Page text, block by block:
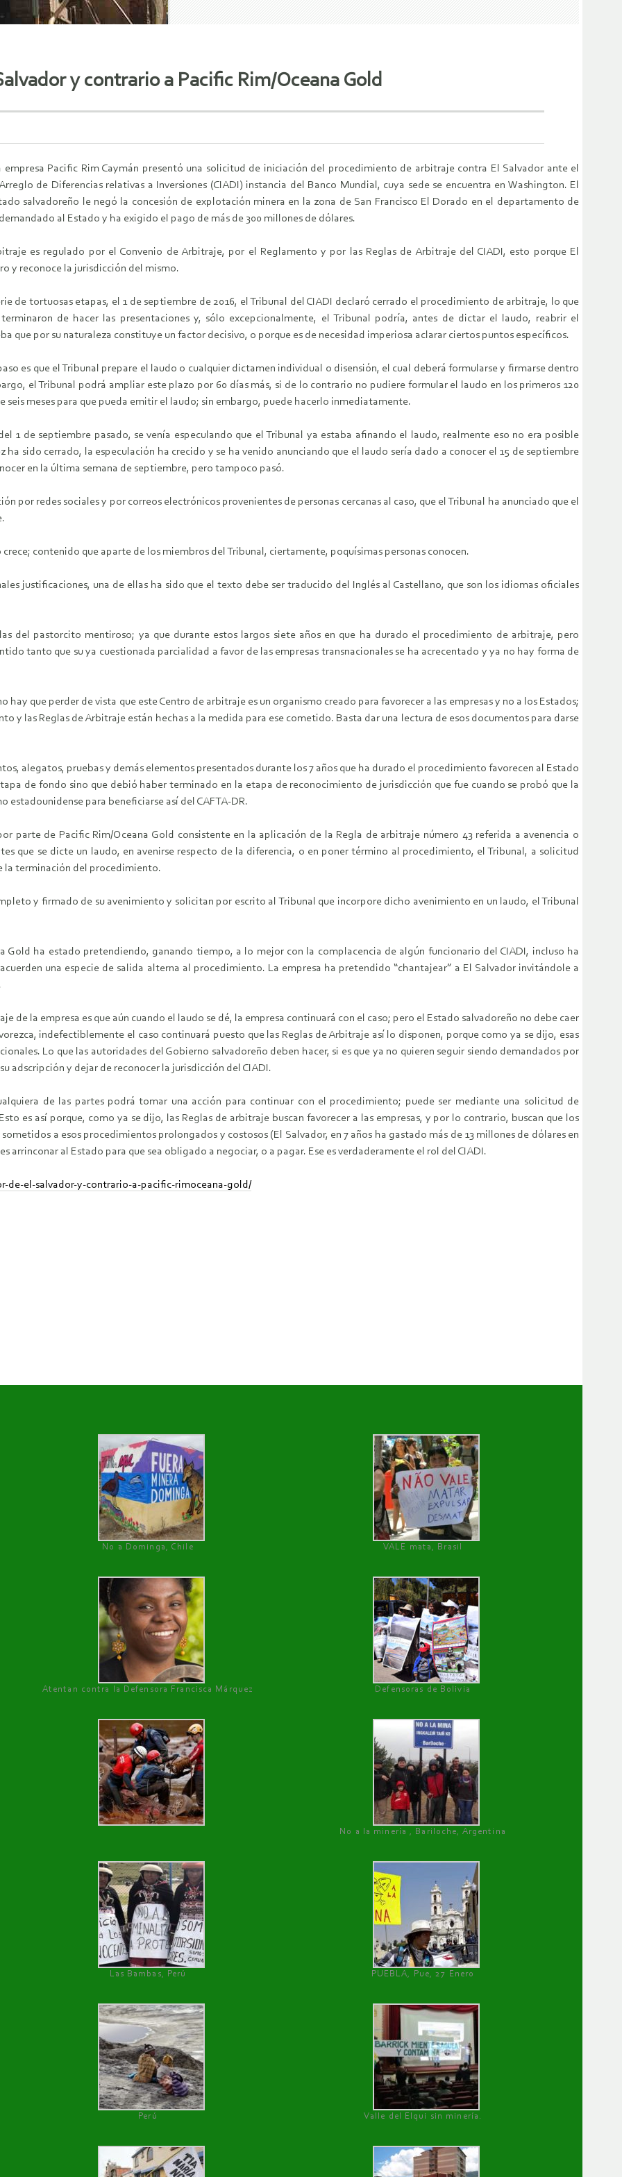
y contrario a Pacific Rim/Oceana Gold
empresa Pacific Rim Caymán presentó una solicitud de iniciación del procedimiento de arbitraje contra El Salvador ante el
de Diferencias relativas a Inversiones (CIADI) instancia del Banco Mundial, cuya sede se encuentra en Washington. El
salvadoreño le negó la concesión de explotación minera en la zona de San Francisco El Dorado en el departamento de
al Estado y ha exigido el pago de más de 300 millones de dólares.
es regulado por el Convenio de Arbitraje, por el Reglamento y por las Reglas de Arbitraje del CIADI, esto porque El
y reconoce la jurisdicción del mismo.
de tortuosas etapas, el 1 de septiembre de 2016, el Tribunal del CIADI declaró cerrado el procedimiento de arbitraje, lo que
de hacer las presentaciones y, sólo excepcionalmente, el Tribunal podría, antes de dictar el laudo, reabrir el
que por su naturaleza constituye un factor decisivo, o porque es de necesidad imperiosa aclarar ciertos puntos específicos.
es que el Tribunal prepare el laudo o cualquier dictamen individual o disensión, el cual deberá formularse y firmarse dentro
el Tribunal podrá ampliar este plazo por 60 días más, si de lo contrario no pudiere formular el laudo en los primeros 120
seis meses para que pueda emitir el laudo; sin embargo, puede hacerlo inmediatamente.
1 de septiembre pasado, se venía especulando que el Tribunal ya estaba afinando el laudo, realmente eso no era posible
ha sido cerrado, la especulación ha crecido y se ha venido anunciando que el laudo sería dado a conocer el 15 de septiembre
en la última semana de septiembre, pero tampoco pasó.
por redes sociales y por correos electrónicos provenientes de personas cercanas al caso, que el Tribunal ha anunciado que el
contenido que aparte de los miembros del Tribunal, ciertamente, poquísimas personas conocen.
justificaciones, una de ellas ha sido que el texto debe ser traducido del Inglés al Castellano, que son los idiomas oficiales
del pastorcito mentiroso; ya que durante estos largos siete años en que ha durado el procedimiento de arbitraje, pero
tanto que su ya cuestionada parcialidad a favor de las empresas transnacionales se ha acrecentado y ya no hay forma de
hay que perder de vista que este Centro de arbitraje es un organismo creado para favorecer a las empresas y no a los Estados;
y las Reglas de Arbitraje están hechas a la medida para ese cometido. Basta dar una lectura de esos documentos para darse
alegatos, pruebas y demás elementos presentados durante los 7 años que ha durado el procedimiento favorecen al Estado
de fondo sino que debió haber terminado en la etapa de reconocimiento de jurisdicción que fue cuando se probó que la
estadounidense para beneficiarse así del CAFTA-DR.
parte de Pacific Rim/Oceana Gold consistente en la aplicación de la Regla de arbitraje número 43 referida a avenencia o
que se dicte un laudo, en avenirse respecto de la diferencia, o en poner término al procedimiento, el Tribunal, a solicitud
la terminación del procedimiento.
y firmado de su avenimiento y solicitan por escrito al Tribunal que incorpore dicho avenimiento en un laudo, el Tribunal
Gold ha estado pretendiendo, ganando tiempo, a lo mejor con la complacencia de algún funcionario del CIADI, incluso ha
una especie de salida alterna al procedimiento. La empresa ha pretendido “chantajear” a El Salvador invitándole a
de la empresa es que aún cuando el laudo se dé, la empresa continuará con el caso; pero el Estado salvadoreño no debe caer
indefectiblemente el caso continuará puesto que las Reglas de Arbitraje así lo disponen, porque como ya se dijo, esas
Lo que las autoridades del Gobierno salvadoreño deben hacer, si es que ya no quieren seguir siendo demandados por
adscripción y dejar de reconocer la jurisdicción del CIADI.
de las partes podrá tomar una acción para continuar con el procedimiento; puede ser mediante una solicitud de
es así porque, como ya se dijo, las Reglas de arbitraje buscan favorecer a las empresas, y por lo contrario, buscan que los
a esos procedimientos prolongados y costosos (El Salvador, en 7 años ha gastado más de 13 millones de dólares en
arrinconar al Estado para que sea obligado a negociar, o a pagar. Ese es verdaderamente el rol del CIADI.
de-el-salvador-y-contrario-a-pacific-rimoceana-gold/
No a Dominga, Chile
VALE mata, Brasil
Atentan contra la Defensora Francisca Márquez Defensoras de Bolivia
No a la minería , Bariloche, Argentina
Las Bambas, Perú PUEBLA, Pue, 27 Enero
Perú Valle del Elqui sin minería.